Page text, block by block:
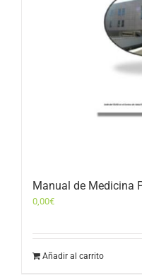
Manual de Medicina
0,00€
Añadir al carrito